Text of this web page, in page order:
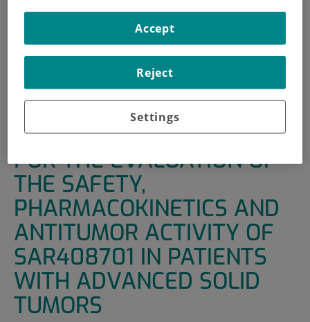
UNIDADES DE APOYO|
|A FIRST-IN HUMAN STUDY FOR THE EVALUATION OF
THE SAFETY, PHARMACOKINETICS AND ANTITUMOR
ACTIVITY OF SAR408701 IN PATIENTS WITH ADVANCED
SOLID TUMORS
A FIRST-IN HUMAN STUDY
FOR THE EVALUATION OF
THE SAFETY,
PHARMACOKINETICS AND
ANTITUMOR ACTIVITY OF
SAR408701 IN PATIENTS
WITH ADVANCED SOLID
TUMORS
Settings
Reject
Accept